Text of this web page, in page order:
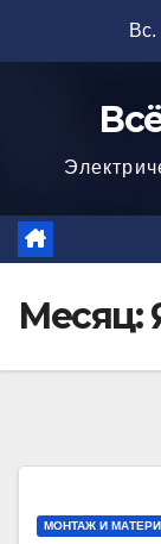
Вс.
Месяц:
МОНТАЖ И